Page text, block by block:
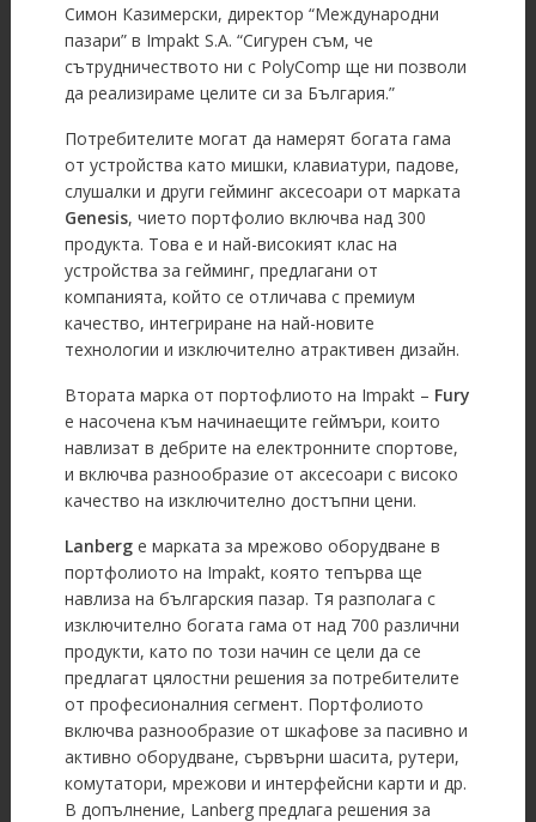
Симон Казимерски, директор “Международни
пазари” в Impakt S.A. “Сигурен съм, че
сътрудничеството ни с PolyComp ще ни позволи
да реализираме целите си за България.”
Потребителите могат да намерят богата гама
от устройства като мишки, клавиатури, падове,
слушалки и други гейминг аксесоари от марката
Genesis, чието портфолио включва над 300
продукта. Това е и най-високият клас на
устройства за гейминг, предлагани от
компанията, който се отличава с премиум
качество, интегриране на най-новите
технологии и изключително атрактивен дизайн.
Втората марка от портофлиото на Impakt – Fury
е насочена към начинаещите геймъри, които
навлизат в дебрите на електронните спортове,
и включва разнообразие от аксесоари с високо
качество на изключително достъпни цени.
Lanberg е марката за мрежово оборудване в
портфолиото на Impakt, която тепърва ще
навлиза на българския пазар. Тя разполага с
изключително богата гама от над 700 различни
продукти, като по този начин се цели да се
предлагат цялостни решения за потребителите
от професионалния сегмент. Портфолиото
включва разнообразие от шкафове за пасивно и
активно оборудване, сървърни шасита, рутери,
комутатори, мрежови и интерфейсни карти и др.
В допълнение, Lanberg предлага решения за